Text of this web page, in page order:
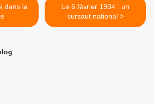
Le 6 février 1934 : un
sursaut national >